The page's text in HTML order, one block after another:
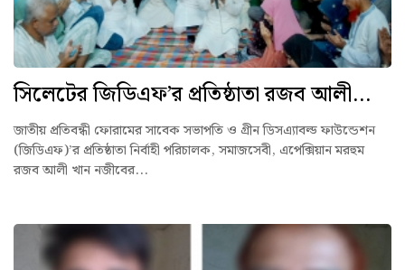
সিলেটের জিডিএফ’র প্রতিষ্ঠাতা রজব আলী...
জাতীয় প্রতিবন্ধী ফোরামের সাবেক সভাপতি ও গ্রীন ডিসএ্যাবল্ড ফাউন্ডেশন
(জিডিএফ)’র প্রতিষ্ঠাতা নির্বাহী পরিচালক, সমাজসেবী, এপেক্সিয়ান মরহুম
রজব আলী খান নজীবের...